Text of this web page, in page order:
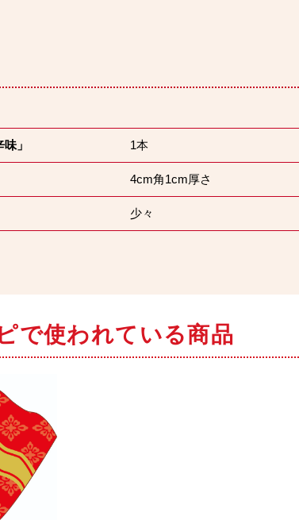
」 1本
4cm角1cm厚さ
少々
で使われている商品